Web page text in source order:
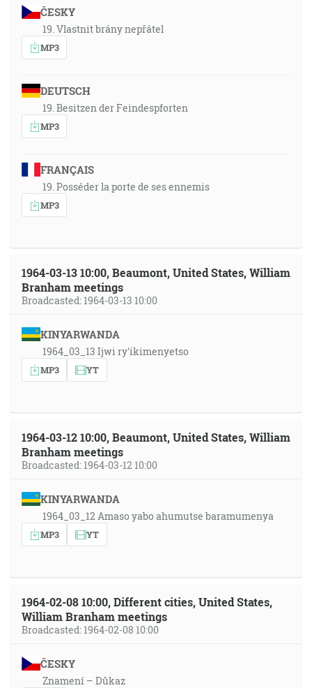
ČESKY
19. Vlastnit brány nepřátel
MP3
DEUTSCH
19. Besitzen der Feindespforten
MP3
FRANÇAIS
19. Posséder la porte de ses ennemis
MP3
1964-03-13 10:00, Beaumont, United States, William
Branham meetings
Broadcasted: 1964-03-13 10:00
KINYARWANDA
1964_03_13 Ijwi ry'ikimenyetso
MP3 YT
1964-03-12 10:00, Beaumont, United States, William
Branham meetings
Broadcasted: 1964-03-12 10:00
KINYARWANDA
1964_03_12 Amaso yabo ahumutse baramumenya
MP3 YT
1964-02-08 10:00, Different cities, United States,
William Branham meetings
Broadcasted: 1964-02-08 10:00
ČESKY
Znamení – Důkaz